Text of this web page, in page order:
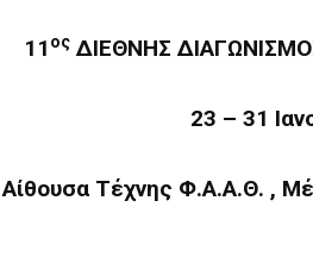
11 ος ΔΙΕΘΝΗΣ
23 – 31
Αίθουσα Τέχνης Φ.Α.Α.Θ. ,